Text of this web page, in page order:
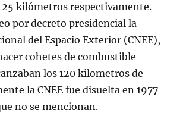
25 kilómetros respectivamente.
por decreto presidencial la
del Espacio Exterior (CNEE),
cohetes de combustible
los 120 kilometros de
la CNEE fue disuelta en 1977
no se mencionan.